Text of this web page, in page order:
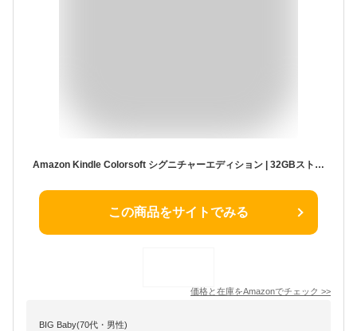
Amazon Kindle Colorsoft シグニチャーエディション | 32GBストレージ、防水、7インチカラーディスプレイ、色調調節ライト、最大8週間持続バッテリー、広告無し、メタリックブラック (2025年発売)
この商品をサイトでみる
価格と在庫をAmazonでチェック >>
BIG Baby(70代・男性)